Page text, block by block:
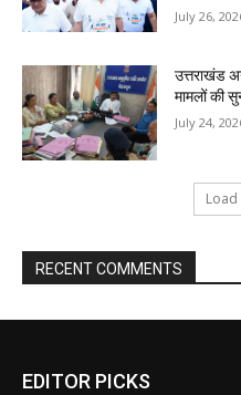
July 26,
उत्तराखंड
मामलों की
July 24,
RECENT COMMENTS
EDITOR PICKS